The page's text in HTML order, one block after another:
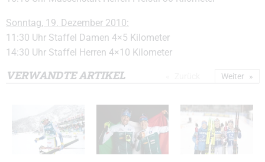
Sonntag, 19. Dezember 2010:
11:30 Uhr Staffel Damen 4×5 Kilometer
14:30 Uhr Staffel Herren 4×10 Kilometer
VERWANDTE ARTIKEL Weiter